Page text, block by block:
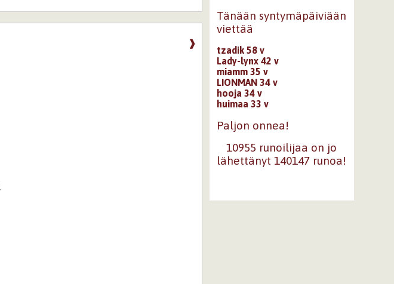
❱
Tänään syntymäpäiviään
viettää
tzadik 58 v
Lady-lynx 42 v
miamm 35 v
LIONMAN 34 v
hooja 34 v
huimaa 33 v
Paljon onnea!
10955 runoilijaa on jo
lähettänyt 140147 runoa!